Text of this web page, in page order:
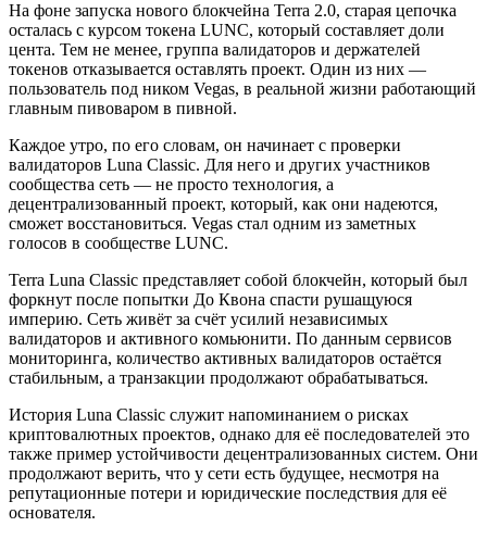
На фоне запуска нового блокчейна Terra 2.0, старая цепочка
осталась с курсом токена LUNC, который составляет доли
цента. Тем не менее, группа валидаторов и держателей
токенов отказывается оставлять проект. Один из них —
пользователь под ником Vegas, в реальной жизни работающий
главным пивоваром в пивной.
Каждое утро, по его словам, он начинает с проверки
валидаторов Luna Classic. Для него и других участников
сообщества сеть — не просто технология, а
децентрализованный проект, который, как они надеются,
сможет восстановиться. Vegas стал одним из заметных
голосов в сообществе LUNC.
Terra Luna Classic представляет собой блокчейн, который был
форкнут после попытки До Квона спасти рушащуюся
империю. Сеть живёт за счёт усилий независимых
валидаторов и активного комьюнити. По данным сервисов
мониторинга, количество активных валидаторов остаётся
стабильным, а транзакции продолжают обрабатываться.
История Luna Classic служит напоминанием о рисках
криптовалютных проектов, однако для её последователей это
также пример устойчивости децентрализованных систем. Они
продолжают верить, что у сети есть будущее, несмотря на
репутационные потери и юридические последствия для её
основателя.